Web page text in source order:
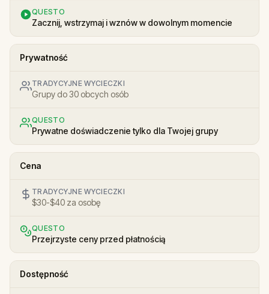
QUESTO
Zacznij, wstrzymaj i wznów w dowolnym momencie
Prywatność
TRADYCYJNE WYCIECZKI
Grupy do 30 obcych osób
QUESTO
Prywatne doświadczenie tylko dla Twojej grupy
Cena
TRADYCYJNE WYCIECZKI
$30-$40 za osobę
QUESTO
Przejrzyste ceny przed płatnością
Dostępność